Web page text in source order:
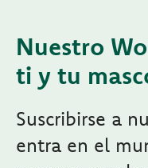
Nuestro
ti y tu
Suscribirse a
entra en el